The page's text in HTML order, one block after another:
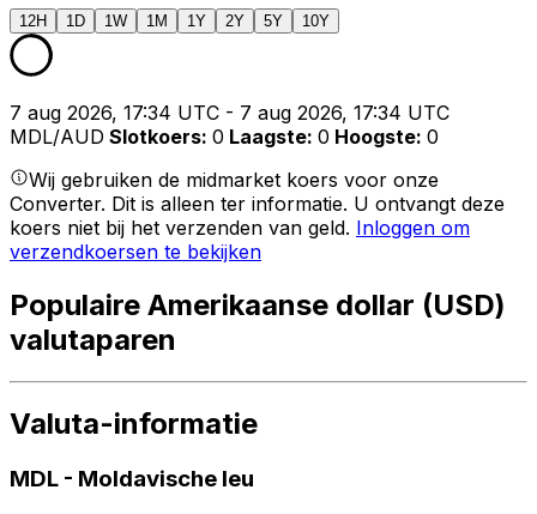
12H 1D 1W 1M 1Y 2Y 5Y 10Y
7 aug 2026, 17:34 UTC - 7 aug 2026, 17:34 UTC
MDL/AUD Slotkoers: 0 Laagste: 0 Hoogste: 0
Wij gebruiken de midmarket koers voor onze
Converter. Dit is alleen ter informatie. U ontvangt deze
koers niet bij het verzenden van geld. Inloggen om
verzendkoersen te bekijken
Populaire Amerikaanse dollar (USD)
valutaparen
Valuta-informatie
MDL - Moldavische leu